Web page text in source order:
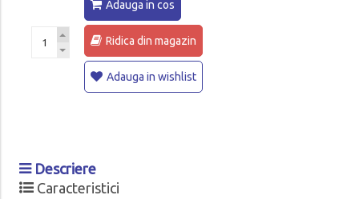
Adauga in cos
Ridica din magazin
Adauga in wishlist
Descriere
Caracteristici